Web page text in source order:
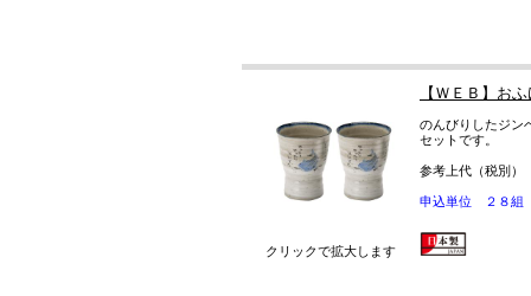
クリックで拡大します
【ＷＥＢ】お
のんびりしたジン
セットです。
参考上代（税別）
申込単位 ２８組